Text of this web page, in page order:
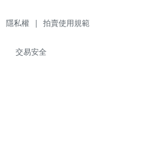
隱私權 | 拍賣使用規範
交易安全